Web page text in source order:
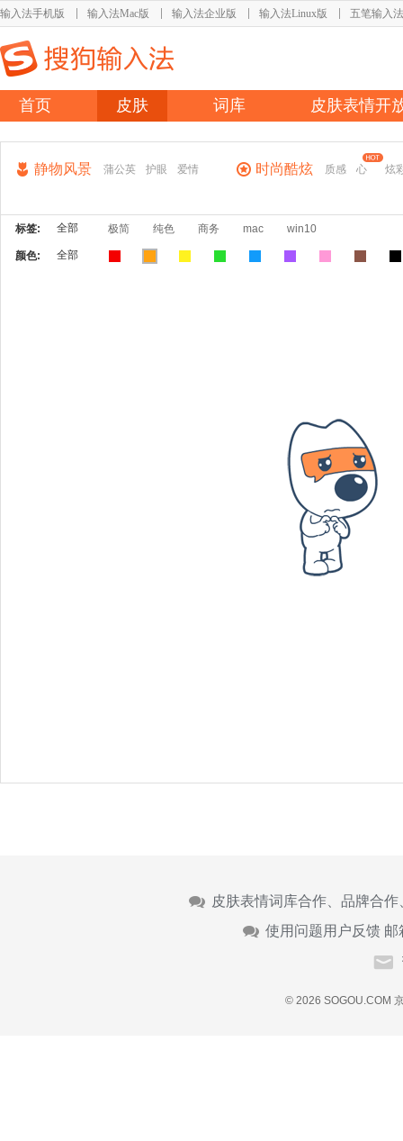
输入法手机版 输入法Mac版 输入法企业版 输入法Linux版 五笔输入法
首页 皮肤 词库 皮肤表情开
静物风景 蒲公英 护眼 爱情 时尚酷炫 质感 心 炫
标签: 全部 极简 纯色 商务 mac win10
颜色: 全部
皮肤表情词库合作、品牌合
使用问题用户反馈 邮
© 2026 SOGOU.COM